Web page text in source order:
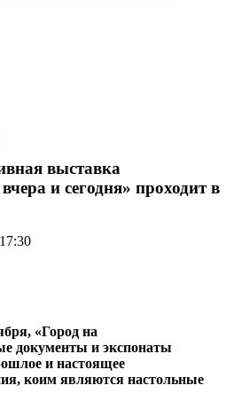
выставка
и сегодня» проходит в
«Город на
документы и экспонаты
и настоящее
коим являются настольные